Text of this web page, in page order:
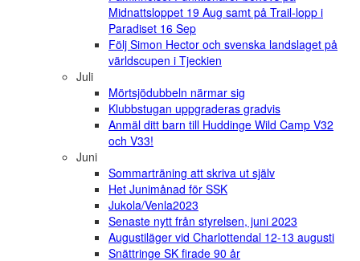
Midnattsloppet 19 Aug samt på Trail-lopp i
Paradiset 16 Sep
Följ Simon Hector och svenska landslaget på
världscupen i Tjeckien
Juli
Mörtsjödubbeln närmar sig
Klubbstugan uppgraderas gradvis
Anmäl ditt barn till Huddinge Wild Camp V32
och V33!
Juni
Sommarträning att skriva ut själv
Het Junimånad för SSK
Jukola/Venla2023
Senaste nytt från styrelsen, juni 2023
Augustiläger vid Charlottendal 12-13 augusti
Snättringe SK firade 90 år